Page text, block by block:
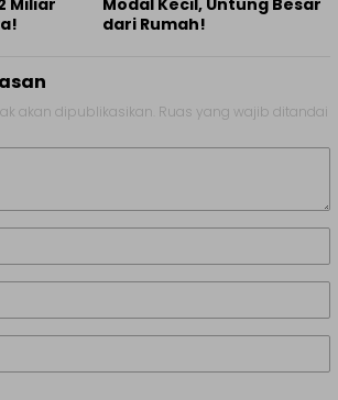
Miliar
Modal Kecil, Untung Besar
dari Rumah!
akan dipublikasikan. Ruas yang wajib ditandai